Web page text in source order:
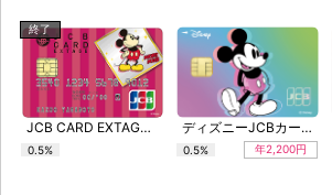
JCB CARD EXTAGE（ディズニー・デザイン）
0.5%
終了
ディズニーJCBカード（ミッキーマウス）
0.5% 年2,200円